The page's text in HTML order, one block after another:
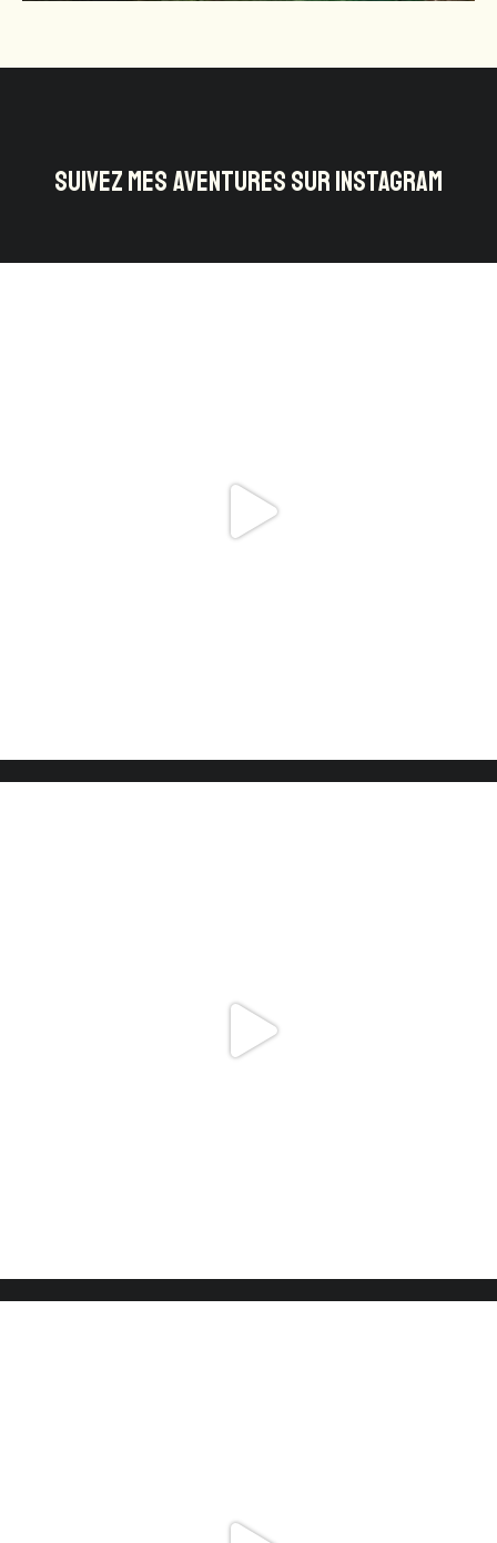
SUIVEZ MES AVENTURES SUR INSTAGRAM